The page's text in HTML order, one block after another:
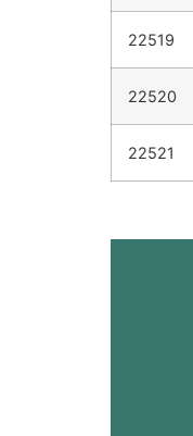
22519
22520
22521